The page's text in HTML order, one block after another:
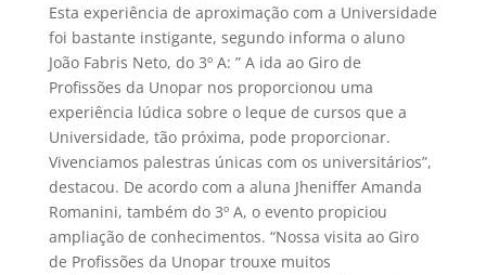
Esta experiência de aproximação com a Universidade
foi bastante instigante, segundo informa o aluno
João Fabris Neto, do 3º A: ” A ida ao Giro de
Profissões da Unopar nos proporcionou uma
experiência lúdica sobre o leque de cursos que a
Universidade, tão próxima, pode proporcionar.
Vivenciamos palestras únicas com os universitários”,
destacou. De acordo com a aluna Jheniffer Amanda
Romanini, também do 3º A, o evento propiciou
ampliação de conhecimentos. “Nossa visita ao Giro
de Profissões da Unopar trouxe muitos